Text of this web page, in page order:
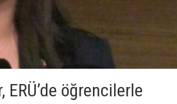
öğrencilerle